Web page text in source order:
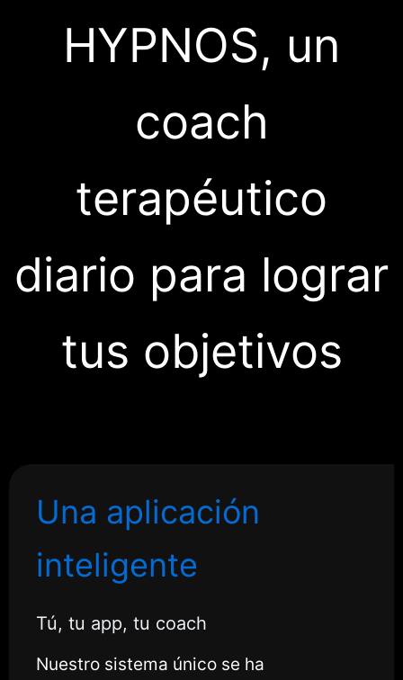
HYPNOS, un
coach
terapéutico
diario para lograr
tus objetivos
Una aplicación
inteligente
Tú, tu app, tu coach
Nuestro sistema único se ha